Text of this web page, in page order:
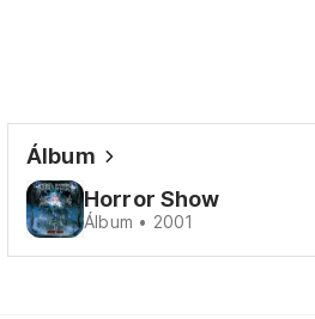
Álbum
Horror Show
Álbum • 2001